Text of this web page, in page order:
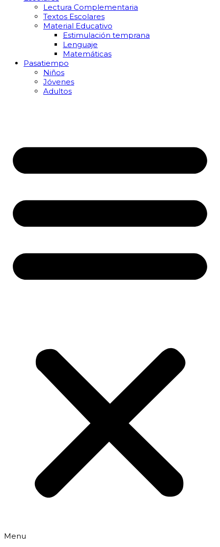
Lectura Complementaria
Textos Escolares
Material Educativo
Estimulación temprana
Lenguaje
Matemáticas
Pasatiempo
Niños
Jóvenes
Adultos
Menu